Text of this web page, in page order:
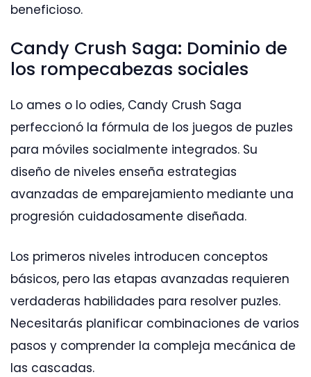
beneficioso.
Candy Crush Saga: Dominio de
los rompecabezas sociales
Lo ames o lo odies, Candy Crush Saga
perfeccionó la fórmula de los juegos de puzles
para móviles socialmente integrados. Su
diseño de niveles enseña estrategias
avanzadas de emparejamiento mediante una
progresión cuidadosamente diseñada.
Los primeros niveles introducen conceptos
básicos, pero las etapas avanzadas requieren
verdaderas habilidades para resolver puzles.
Necesitarás planificar combinaciones de varios
pasos y comprender la compleja mecánica de
las cascadas.